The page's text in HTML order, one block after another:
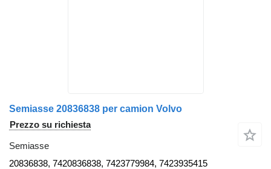
Semiasse 20836838 per camion Volvo
Prezzo su richiesta
Semiasse
20836838, 7420836838, 7423779984, 7423935415